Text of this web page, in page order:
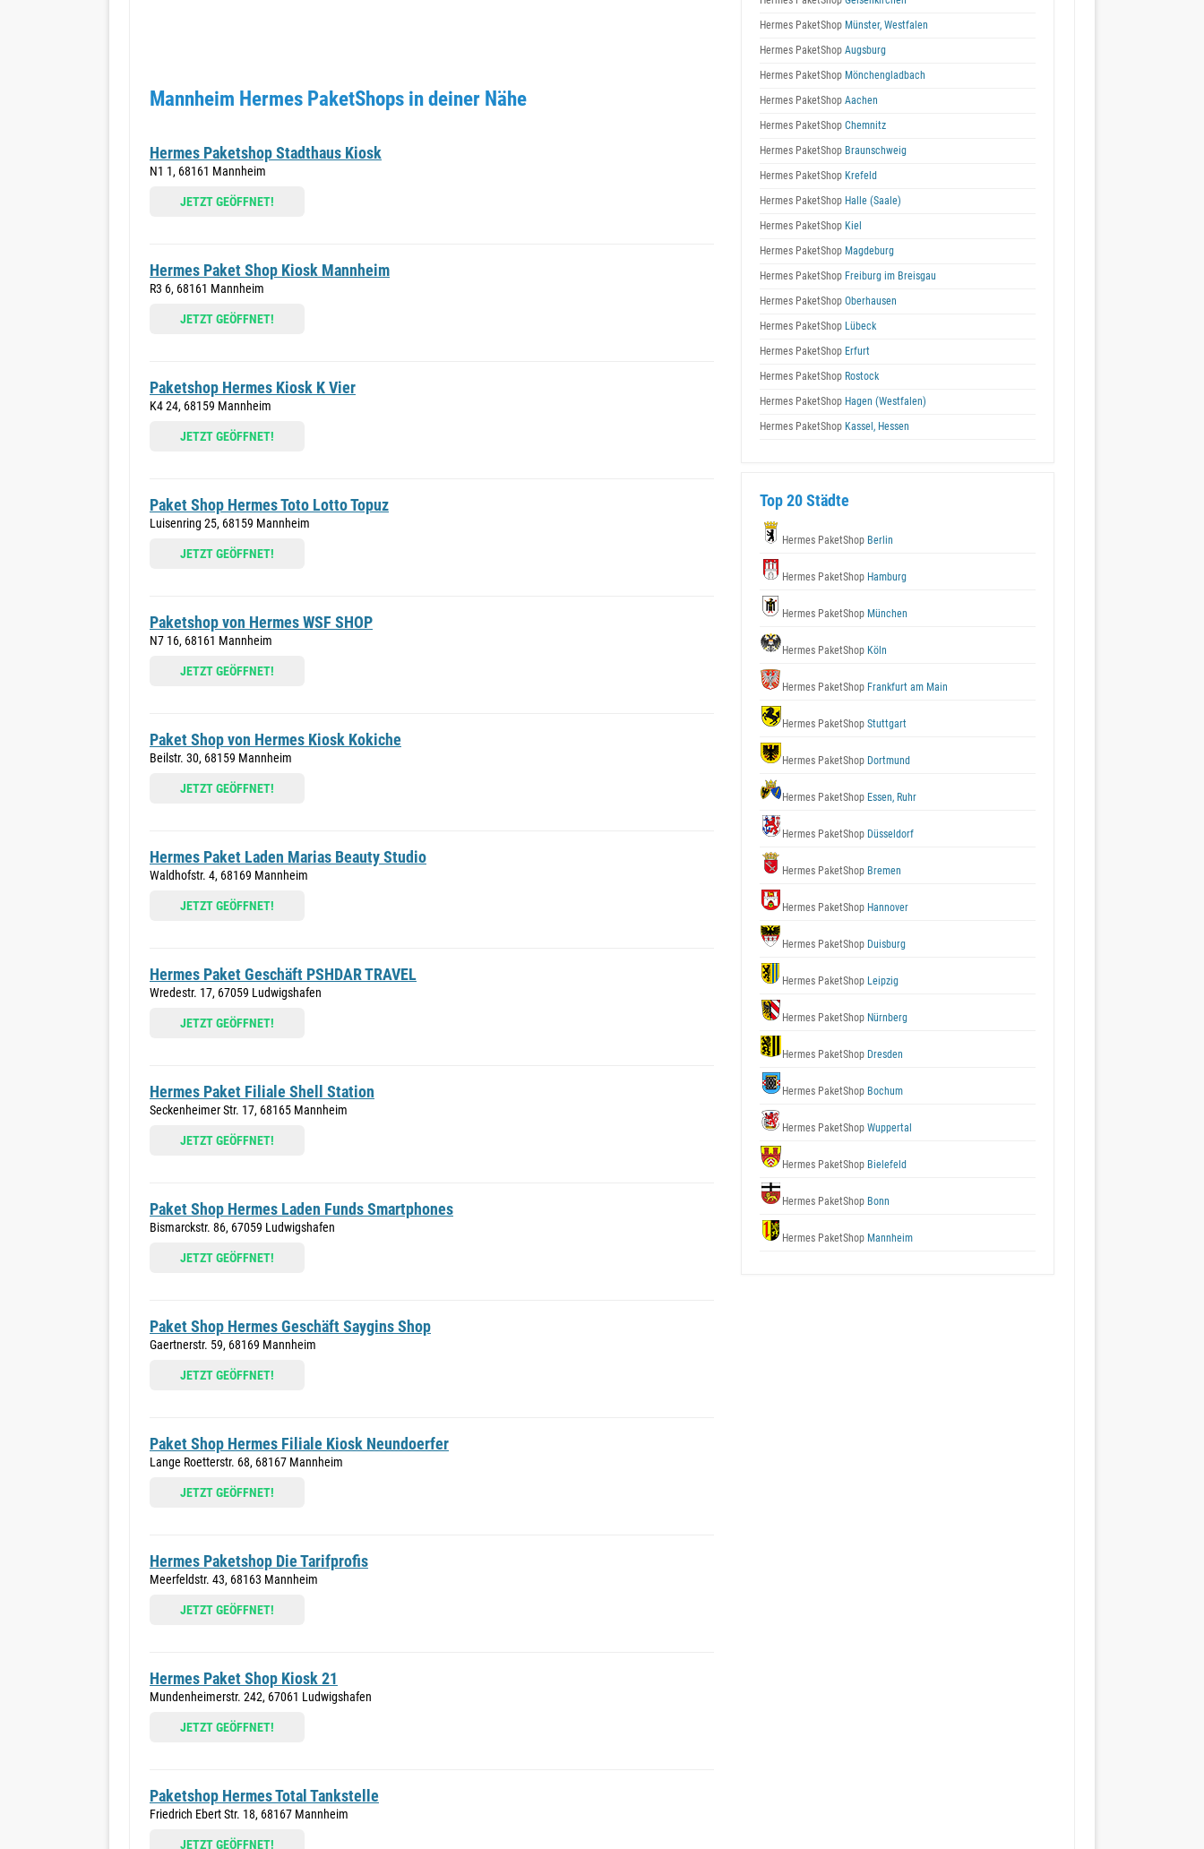
Mannheim Hermes PaketShops in deiner Nähe
Hermes Paketshop Stadthaus Kiosk
N1 1, 68161 Mannheim
JETZT GEÖFFNET!
Hermes Paket Shop Kiosk Mannheim
R3 6, 68161 Mannheim
JETZT GEÖFFNET!
Paketshop Hermes Kiosk K Vier
K4 24, 68159 Mannheim
JETZT GEÖFFNET!
Paket Shop Hermes Toto Lotto Topuz
Luisenring 25, 68159 Mannheim
JETZT GEÖFFNET!
Paketshop von Hermes WSF SHOP
N7 16, 68161 Mannheim
JETZT GEÖFFNET!
Paket Shop von Hermes Kiosk Kokiche
Beilstr. 30, 68159 Mannheim
JETZT GEÖFFNET!
Hermes Paket Laden Marias Beauty Studio
Waldhofstr. 4, 68169 Mannheim
JETZT GEÖFFNET!
Hermes Paket Geschäft PSHDAR TRAVEL
Wredestr. 17, 67059 Ludwigshafen
JETZT GEÖFFNET!
Hermes Paket Filiale Shell Station
Seckenheimer Str. 17, 68165 Mannheim
JETZT GEÖFFNET!
Paket Shop Hermes Laden Funds Smartphones
Bismarckstr. 86, 67059 Ludwigshafen
JETZT GEÖFFNET!
Paket Shop Hermes Geschäft Saygins Shop
Gaertnerstr. 59, 68169 Mannheim
JETZT GEÖFFNET!
Paket Shop Hermes Filiale Kiosk Neundoerfer
Lange Roetterstr. 68, 68167 Mannheim
JETZT GEÖFFNET!
Hermes Paketshop Die Tarifprofis
Meerfeldstr. 43, 68163 Mannheim
JETZT GEÖFFNET!
Hermes Paket Shop Kiosk 21
Mundenheimerstr. 242, 67061 Ludwigshafen
JETZT GEÖFFNET!
Paketshop Hermes Total Tankstelle
Friedrich Ebert Str. 18, 68167 Mannheim
JETZT GEÖFFNET!
Hermes PaketShop Münster, Westfalen
Hermes PaketShop Augsburg
Hermes PaketShop Mönchengladbach
Hermes PaketShop Aachen
Hermes PaketShop Chemnitz
Hermes PaketShop Braunschweig
Hermes PaketShop Krefeld
Hermes PaketShop Halle (Saale)
Hermes PaketShop Kiel
Hermes PaketShop Magdeburg
Hermes PaketShop Freiburg im Breisgau
Hermes PaketShop Oberhausen
Hermes PaketShop Lübeck
Hermes PaketShop Erfurt
Hermes PaketShop Rostock
Hermes PaketShop Hagen (Westfalen)
Hermes PaketShop Kassel, Hessen
Top 20 Städte
Hermes PaketShop Berlin
Hermes PaketShop Hamburg
Hermes PaketShop München
Hermes PaketShop Köln
Hermes PaketShop Frankfurt am Main
Hermes PaketShop Stuttgart
Hermes PaketShop Dortmund
Hermes PaketShop Essen, Ruhr
Hermes PaketShop Düsseldorf
Hermes PaketShop Bremen
Hermes PaketShop Hannover
Hermes PaketShop Duisburg
Hermes PaketShop Leipzig
Hermes PaketShop Nürnberg
Hermes PaketShop Dresden
Hermes PaketShop Bochum
Hermes PaketShop Wuppertal
Hermes PaketShop Bielefeld
Hermes PaketShop Bonn
Hermes PaketShop Mannheim